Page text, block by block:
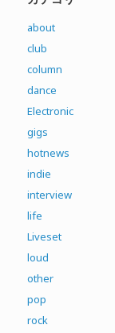
about
club
column
dance
Electronic
gigs
hotnews
indie
interview
life
Liveset
loud
other
pop
rock